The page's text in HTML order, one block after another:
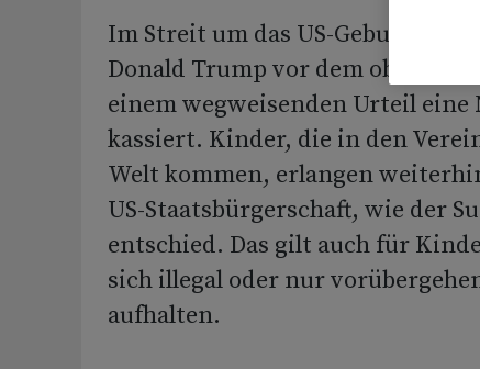
Im Streit um das US-
Donald Trump vor dem obersten
einem wegweisenden Urteil eine
kassiert. Kinder, die in den
Welt kommen, erlangen
US-Staatsbürgerschaft, wie der
entschied. Das gilt auch für
sich illegal oder nur
aufhalten.